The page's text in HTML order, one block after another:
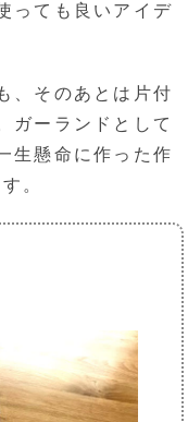
っても良いアイデ
、そのあとは片付
ガーランドとして
生懸命に作った作
。